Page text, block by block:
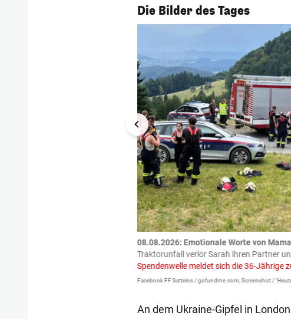
Die Bilder des Tages
1/56
08.08.2026: Emotionale Worte von
Traktorunfall verlor Sarah ihren Partner
Spendenwelle meldet sich die 36-Jährige
Facebook FF Satteins / gofundme.com, Screenshot /
An dem Ukraine-Gipfel in